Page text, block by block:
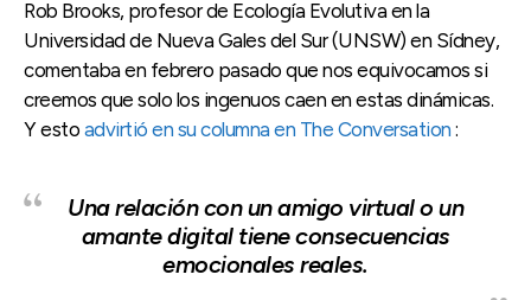
Rob Brooks, profesor de Ecología Evolutiva en la
Universidad de Nueva Gales del Sur (UNSW) en Sídney,
comentaba en febrero pasado que nos equivocamos si
creemos que solo los ingenuos caen en estas dinámicas.
Y esto advirtió en su columna en The Conversation :
Una relación con un amigo virtual o un
amante digital tiene consecuencias
emocionales reales.